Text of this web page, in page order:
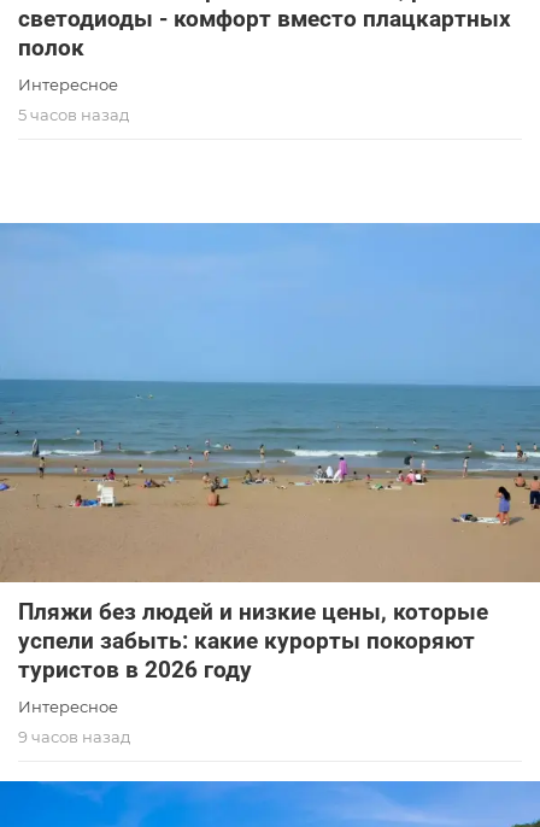
светодиоды - комфорт вместо плацкартных
полок
Интересное
5 часов назад
Пляжи без людей и низкие цены, которые
успели забыть: какие курорты покоряют
туристов в 2026 году
Интересное
9 часов назад